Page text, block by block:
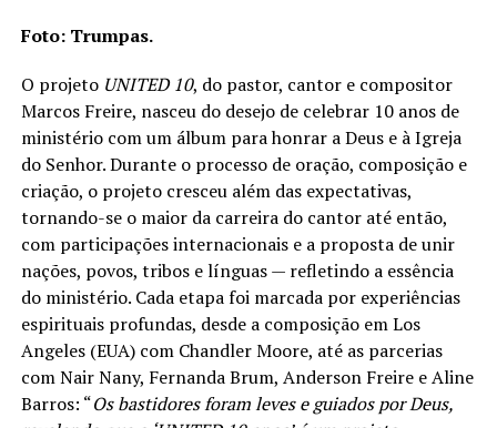
Foto: Trumpas.
O projeto UNITED 10, do pastor, cantor e compositor
Marcos Freire, nasceu do desejo de celebrar 10 anos de
ministério com um álbum para honrar a Deus e à Igreja
do Senhor. Durante o processo de oração, composição e
criação, o projeto cresceu além das expectativas,
tornando-se o maior da carreira do cantor até então,
com participações internacionais e a proposta de unir
nações, povos, tribos e línguas — refletindo a essência
do ministério. Cada etapa foi marcada por experiências
espirituais profundas, desde a composição em Los
Angeles (EUA) com Chandler Moore, até as parcerias
com Nair Nany, Fernanda Brum, Anderson Freire e Aline
Barros: “Os bastidores foram leves e guiados por Deus,